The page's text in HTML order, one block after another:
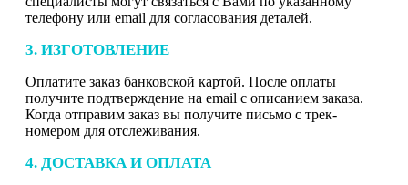
телефону или email для согласования деталей.
3. ИЗГОТОВЛЕНИЕ
Оплатите заказ банковской картой. После оплаты
получите подтверждение на email с описанием заказа.
Когда отправим заказ вы получите письмо с трек-
номером для отслеживания.
4. ДОСТАВКА И ОПЛАТА